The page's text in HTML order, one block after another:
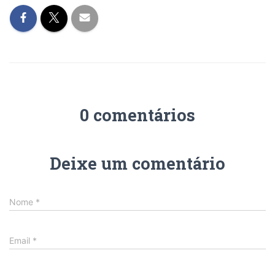
0 comentários
Deixe um comentário
Nome *
Email *